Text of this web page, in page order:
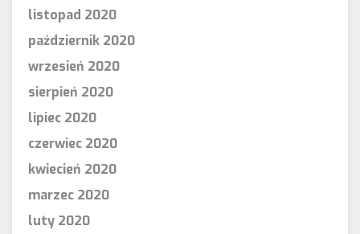
listopad 2020
październik 2020
wrzesień 2020
sierpień 2020
lipiec 2020
czerwiec 2020
kwiecień 2020
marzec 2020
luty 2020